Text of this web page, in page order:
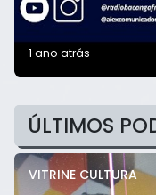
1 ano atrás
ÚLTIMOS
VITRINE CULTURA